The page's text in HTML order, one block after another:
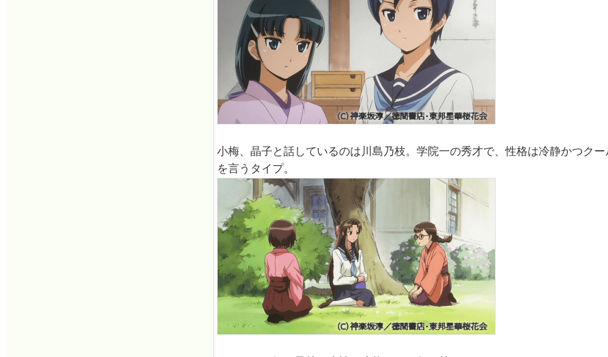
小梅、晶子と話しているのは川島乃枝。学院一の秀才で、性格は冷静かつク
を言うタイプ。